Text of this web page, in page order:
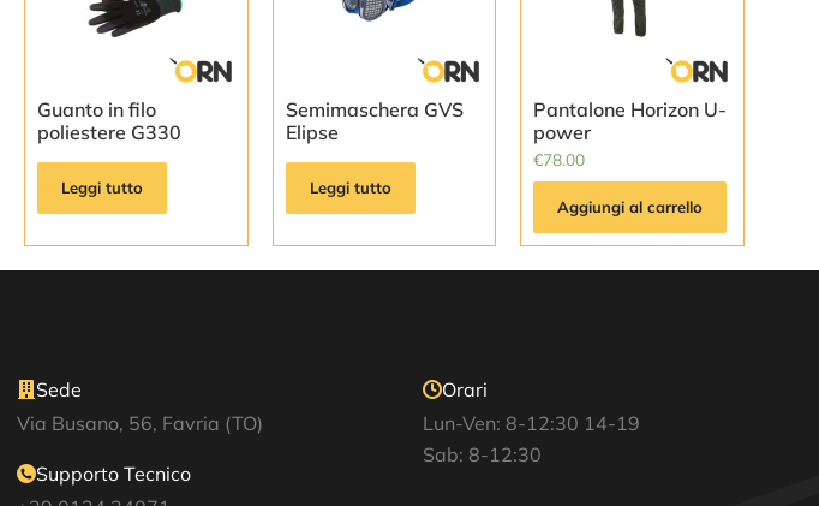
Guanto in filo
poliestere G330
Leggi tutto
Semimaschera GVS
Elipse
Leggi tutto
Pantalone Horizon U-
power
€78.00
Aggiungi al carrello
Sede
Via Busano, 56, Favria (TO)
Supporto Tecnico
Orari
Lun-Ven: 8-12:30 14-19
Sab: 8-12:30